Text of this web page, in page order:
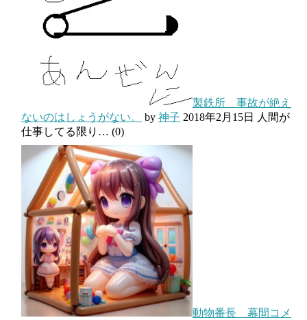
製鉄所 事故が絶え
ないのはしょうがない。
by 神子 2018年2月15日
人間が
仕事してる限り… (0)
動物番長 幕間コメ